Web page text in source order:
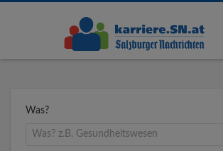
Was?